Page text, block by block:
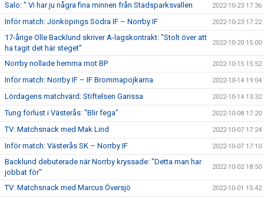
Salo: " Vi har ju några fina minnen från Stadsparksvallen 2022-10-23 17:36
Inför match: Jönköpings Södra IF – Norrby IF 2022-10-23 17:22
17-årige Olle Backlund skriver A-lagskontrakt: "Stolt över att
ha tagit det här steget"
2022-10-20 15:00
Norrby nollade hemma mot BP 2022-10-15 15:52
Inför match: Norrby IF – IF Brommapojkarna 2022-10-14 19:04
Lördagens matchvärd: Stiftelsen Garissa 2022-10-14 13:32
Tung förlust i Västerås: "Blir fega" 2022-10-08 17:20
TV: Matchsnack med Mak Lind 2022-10-07 17:24
Inför match: Västerås SK – Norrby IF 2022-10-07 17:10
Backlund debuterade när Norrby kryssade: "Detta man har
jobbat för"
2022-10-02 18:50
TV: Matchsnack med Marcus Översjö 2022-10-01 15:42